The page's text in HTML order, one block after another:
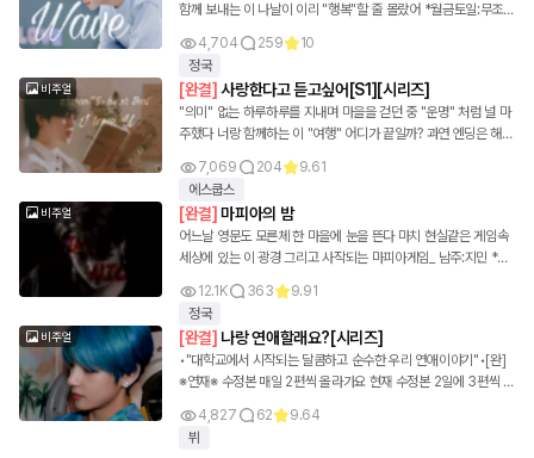
함께 보내는 이 나날이 이리 "행복"할 줄 몰랐어 *월금토일:무조건
에 대한 빠른정보를 얻고싶으시면 [사담방]에서 뵙겠습니다 캐릭
터 설정에 대한 과한 비난은 댓글로 하지 말아주시길 바랍니다
+욕설이 살짝 있음을 알려드립니다 +일주일_[모음집] Living as
the son of a tsunami can sometimes suffer the
greatest sadness.
정국
4,704 259 10
비주얼 [완결]사랑한다고 듣고싶어[S1][시리즈]
"의미" 없는 하루하루를 지내며 마을을 걷던 중 "운명" 처럼 널 마
주했다 너랑 함께하는 이 "여행" 어디가 끝일까? 과연 엔딩은 해피
유연재* 작품에 대한 빠른정보를 얻고싶으시면 [사담방]에서 뵙겠
습니다 +작품_솔로곡[모음집]_발렌타인 2022년 1월 24일 첫 연
재 2022년 2월 27일 완결 작품 캐릭터의 설정에 과한 비난 쳇은
하지 말아주세요 +욕설이 있음을 알려드립니다 캐릭터와 실제 인
물과는 관련이 없습니다
에스쿱스
7,069 204 9.61
비주얼 [완결]마피아의 밤
어느날 영문도 모른체 한 마을에 눈을 뜬다 마치 현실같은 게임속
세상에 있는 이 광경 그리고 사작되는 마피아게임_ 남주:지민 *자
[Flower_모음집]_설날선물 작품에 대한 빠른정보를 얻고 싶으시
면 [사담방]에서 뵙겠습니다 캐릭터 설정에 관해서는 심하게 댓글
로 비판하지 말아주셨으면 좋겠습니다 +욕설이 있음을 알려드립
니다
정국
12.1K 363 9.91
비주얼 [완결] 나랑 연애할래요?[시리즈]
•"대학교에서 시작되는 달콤하고 순수한 우리 연애이야기"•[완]
※연재※ 수정본 매일 2편씩 올라가요 현재 수정본 2일에 3편씩 올
뷔
4,827 62 9.64